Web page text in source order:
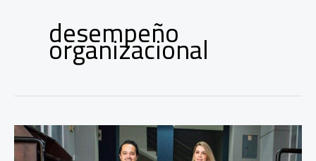
desempeño
organizacional